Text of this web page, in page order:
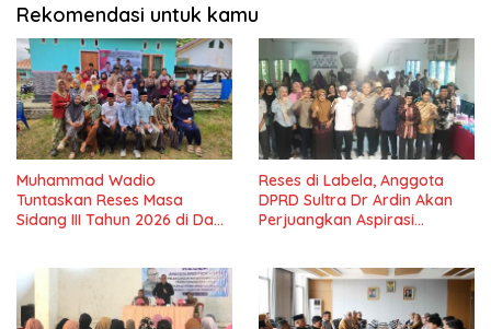
Rekomendasi untuk kamu
Muhammad Wadio
Tuntaskan Reses Masa
Sidang III Tahun 2026 di Dapil
Reses di Labela, Anggota
DPRD Sultra Dr Ardin Akan
Perjuangkan Aspirasi